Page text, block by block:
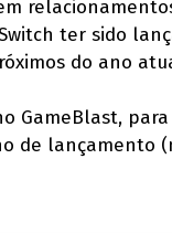
ter sido
do ano
GameBlast,
de lançamento